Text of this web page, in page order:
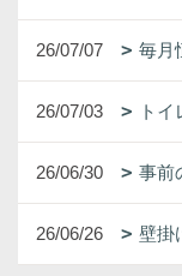
26/07/07 毎月
26/07/03 ト
26/06/30 事前
26/06/26 壁掛